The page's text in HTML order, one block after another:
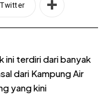
Twitter
ini terdiri dari banyak
dari Kampung Air
yang kini